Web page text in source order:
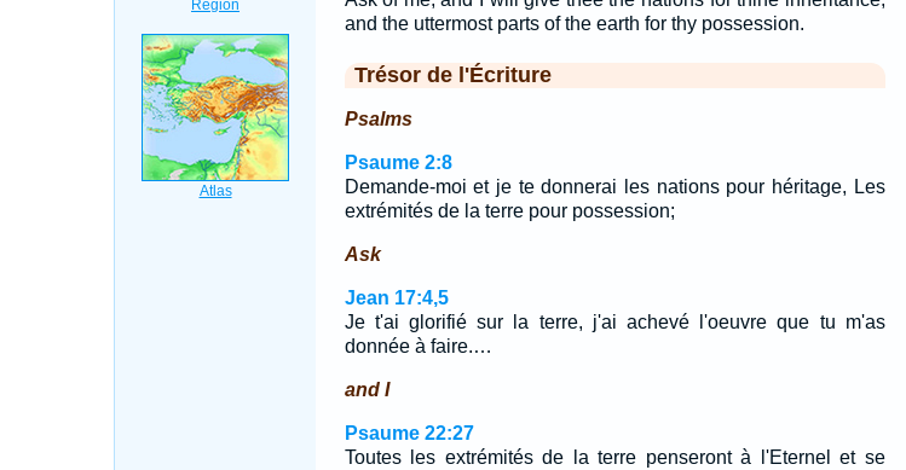
and the uttermost parts of the earth for thy possession.
Trésor de l'Écriture
Psalms
Psaume 2:8
Demande-moi et je te donnerai les nations pour héritage, Les
extrémités de la terre pour possession;
Ask
Jean 17:4,5
Je t'ai glorifié sur la terre, j'ai achevé l'oeuvre que tu m'as
donnée à faire.…
and I
Psaume 22:27
Toutes les extrémités de la terre penseront à l'Eternel et se